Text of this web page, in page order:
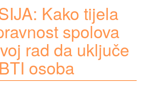
Kako tijela
spolova
rad da uključe
osoba